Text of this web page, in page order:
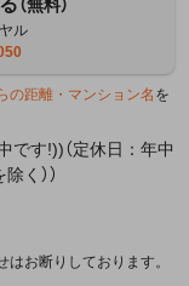
（無料）
ル
の距離・マンション名 を
す!))（定休日：年中
く））
お断りしております。